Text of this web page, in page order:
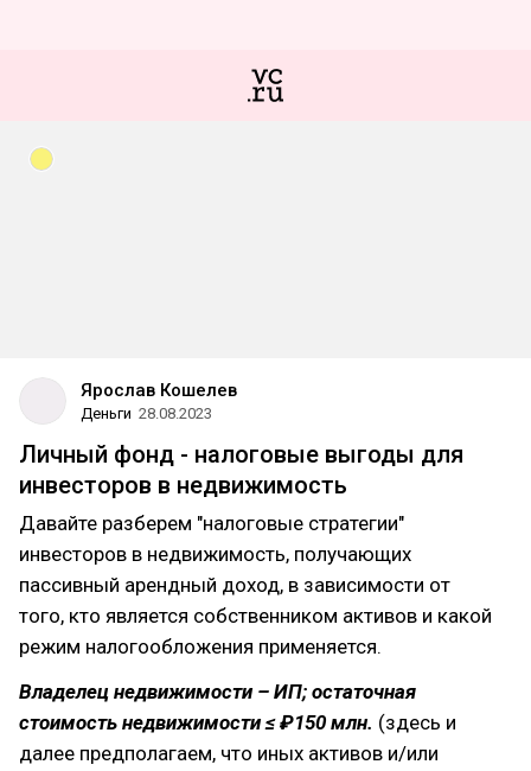
Ярослав Кошелев
Деньги 28.08.2023
Личный фонд - налоговые выгоды для
инвесторов в недвижимость
Давайте разберем "налоговые стратегии"
инвесторов в недвижимость, получающих
пассивный арендный доход, в зависимости от
того, кто является собственником активов и какой
режим налогообложения применяется.
Владелец недвижимости – ИП; остаточная
стоимость недвижимости ≤ ₽150 млн. (здесь и
далее предполагаем, что иных активов и/или